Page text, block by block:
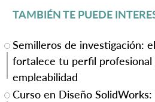
TAMBIÉN TE PUEDE
Semilleros de investigación:
fortalece tu perfil profesional
empleabilidad
Curso en Diseño